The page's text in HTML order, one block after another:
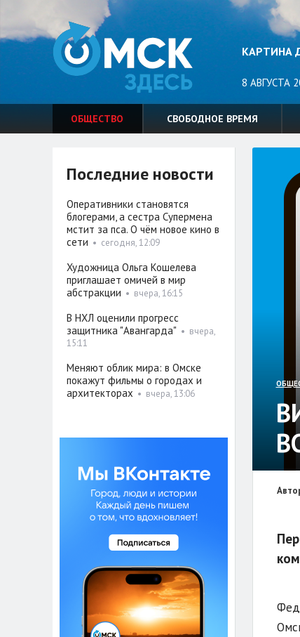
КАРТИНА
8 АВГУСТА
ОБЩЕСТВО СВОБОДНОЕ ВРЕМЯ
Последние новости
Оперативники становятся
блогерами, а сестра Супермена
мстит за пса. О чём новое кино в
сети • сегодня, 12:09
Художница Ольга Кошелева
приглашает омичей в мир
абстракции • вчера, 16:15
В НХЛ оценили прогресс
защитника "Авангарда" • вчера,
15:11
Меняют облик мира: в Омске
покажут фильмы о городах и
архитекторах • вчера, 13:06